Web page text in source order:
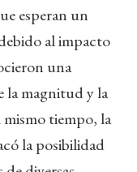
esperan un
al impacto
una
la magnitud y la
tiempo, la
la posibilidad